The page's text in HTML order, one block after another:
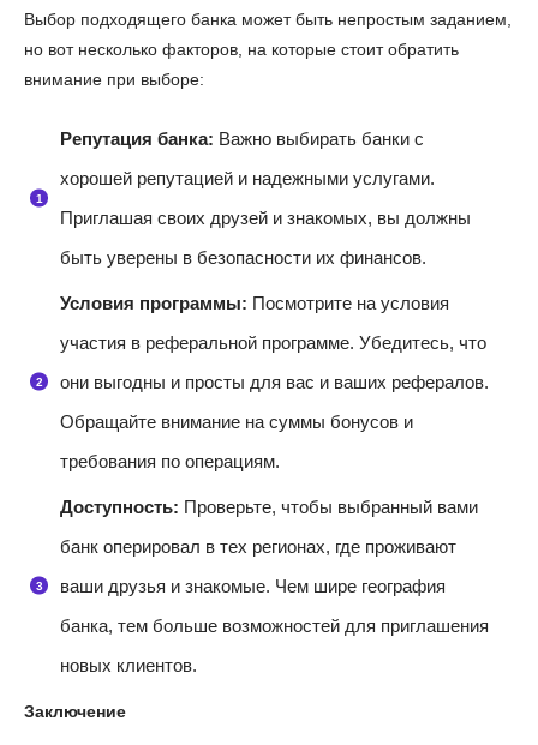
Выбор подходящего банка может быть непростым заданием,
но вот несколько факторов, на которые стоит обратить
внимание при выборе:
Репутация банка: Важно выбирать банки с
хорошей репутацией и надежными услугами.
Приглашая своих друзей и знакомых, вы должны
быть уверены в безопасности их финансов.
Условия программы: Посмотрите на условия
участия в реферальной программе. Убедитесь, что
они выгодны и просты для вас и ваших рефералов.
Обращайте внимание на суммы бонусов и
требования по операциям.
Доступность: Проверьте, чтобы выбранный вами
банк оперировал в тех регионах, где проживают
ваши друзья и знакомые. Чем шире география
банка, тем больше возможностей для приглашения
новых клиентов.
Заключение